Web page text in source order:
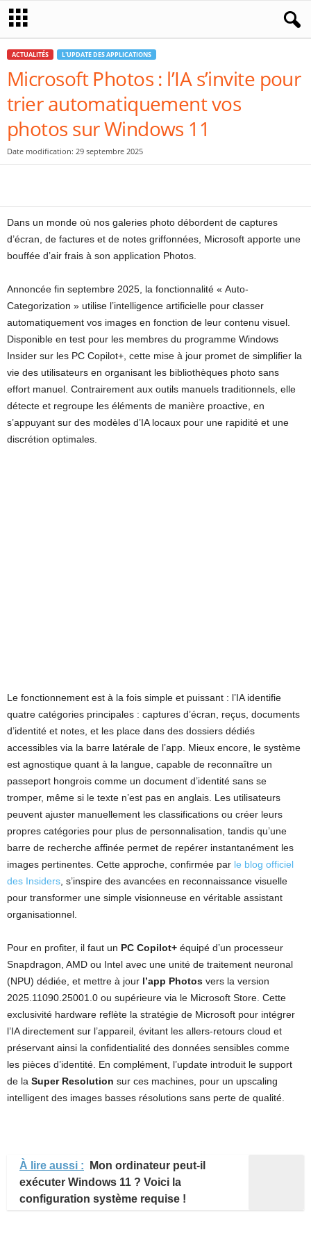
ACTUALITÉS L'UPDATE DES APPLICATIONS
Microsoft Photos : l’IA s’invite pour
trier automatiquement vos
photos sur Windows 11
Date modification: 29 septembre 2025
Dans un monde où nos galeries photo débordent de captures
d’écran, de factures et de notes griffonnées, Microsoft apporte une
bouffée d’air frais à son application Photos.
Annoncée fin septembre 2025, la fonctionnalité « Auto-
Categorization » utilise l’intelligence artificielle pour classer
automatiquement vos images en fonction de leur contenu visuel.
Disponible en test pour les membres du programme Windows
Insider sur les PC Copilot+, cette mise à jour promet de simplifier la
vie des utilisateurs en organisant les bibliothèques photo sans
effort manuel. Contrairement aux outils manuels traditionnels, elle
détecte et regroupe les éléments de manière proactive, en
s’appuyant sur des modèles d’IA locaux pour une rapidité et une
discrétion optimales.
Le fonctionnement est à la fois simple et puissant : l’IA identifie
quatre catégories principales : captures d’écran, reçus, documents
d’identité et notes, et les place dans des dossiers dédiés
accessibles via la barre latérale de l’app. Mieux encore, le système
est agnostique quant à la langue, capable de reconnaître un
passeport hongrois comme un document d’identité sans se
tromper, même si le texte n’est pas en anglais. Les utilisateurs
peuvent ajuster manuellement les classifications ou créer leurs
propres catégories pour plus de personnalisation, tandis qu’une
barre de recherche affinée permet de repérer instantanément les
images pertinentes. Cette approche, confirmée par le blog officiel
des Insiders, s’inspire des avancées en reconnaissance visuelle
pour transformer une simple visionneuse en véritable assistant
organisationnel.
Pour en profiter, il faut un PC Copilot+ équipé d’un processeur
Snapdragon, AMD ou Intel avec une unité de traitement neuronal
(NPU) dédiée, et mettre à jour l’app Photos vers la version
2025.11090.25001.0 ou supérieure via le Microsoft Store. Cette
exclusivité hardware reflète la stratégie de Microsoft pour intégrer
l’IA directement sur l’appareil, évitant les allers-retours cloud et
préservant ainsi la confidentialité des données sensibles comme
les pièces d’identité. En complément, l’update introduit le support
de la Super Resolution sur ces machines, pour un upscaling
intelligent des images basses résolutions sans perte de qualité.
À lire aussi :
Mon ordinateur peut-il
exécuter Windows 11 ? Voici la
configuration système requise !